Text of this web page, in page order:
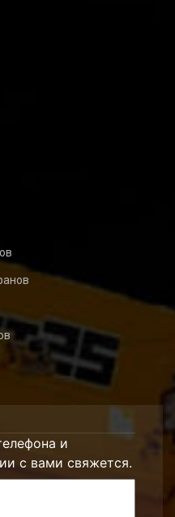
и
с вами свяжется.